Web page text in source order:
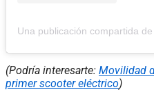
(Podría interesarte: Movilidad
primer scooter eléctrico)